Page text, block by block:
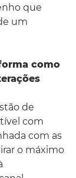
que
um
como
de
com
com as
o máximo